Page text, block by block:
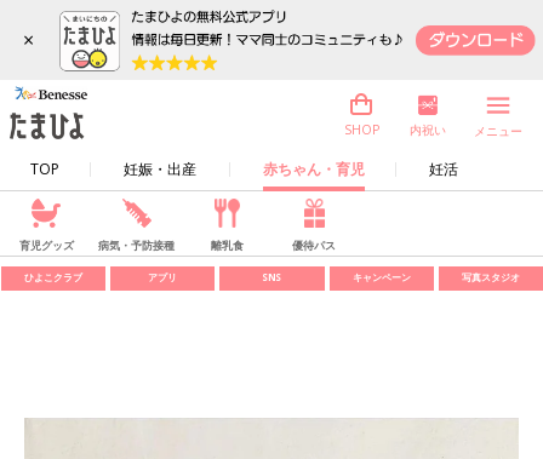
×
TOP 妊娠・出産 赤ちゃん・育児 妊活
SHOP 内祝い メニュー
育児グッズ 病気・予防接種 離乳食 優待パス
ひよこクラブ アプリ SNS キャンペーン 写真スタジオ